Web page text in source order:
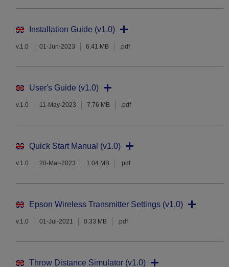
Installation Guide (v1.0)
v.1.0 01-Jun-2023 6.41 MB .pdf
User's Guide (v1.0)
v.1.0 11-May-2023 7.76 MB .pdf
Quick Start Manual (v1.0)
v.1.0 20-Mar-2023 1.04 MB .pdf
Epson Wireless Transmitter Settings (v1.0)
v.1.0 01-Jul-2021 0.33 MB .pdf
Throw Distance Simulator (v1.0)